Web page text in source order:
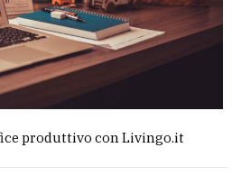
produttivo con Livingo.it